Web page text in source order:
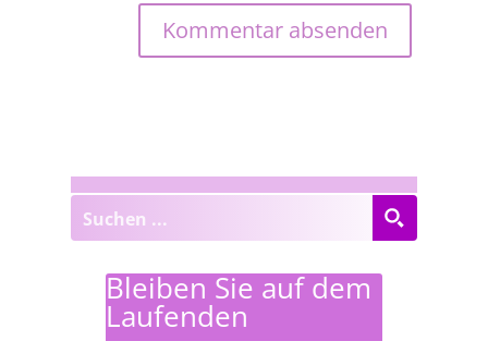
Bleiben Sie auf dem
Laufenden